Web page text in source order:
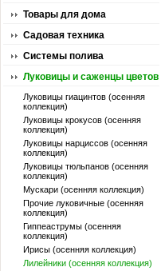
Товары для дома
Садовая техника
Системы полива
Луковицы и саженцы цветов
Луковицы гиацинтов (осенняя
коллекция)
Луковицы крокусов (осенняя
коллекция)
Луковицы нарциссов (осенняя
коллекция)
Луковицы тюльпанов (осенняя
коллекция)
Мускари (осенняя коллекция)
Прочие луковичные (осенняя
коллекция)
Гиппеаструмы (осенняя
коллекция)
Ирисы (осенняя коллекция)
Лилейники (осенняя коллекция)